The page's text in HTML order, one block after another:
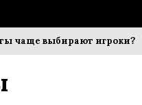
чаще выбирают игроки?